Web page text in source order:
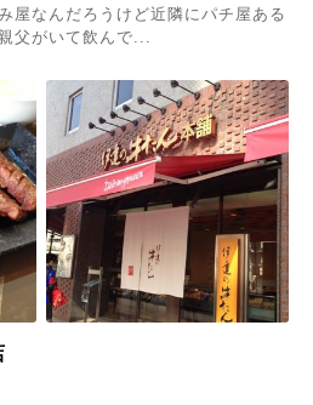
屋なんだろうけど近隣にパチ屋ある
父がいて飲んで...